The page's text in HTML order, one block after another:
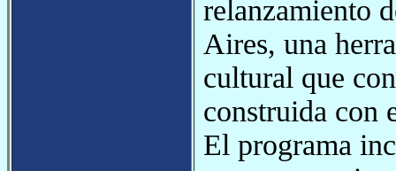
relanzamiento
Aires, una
cultural que
construida con
El programa